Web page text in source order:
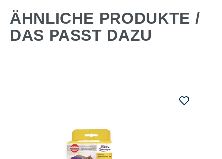
ÄHNLICHE PRODUKTE /
DAS PASST DAZU